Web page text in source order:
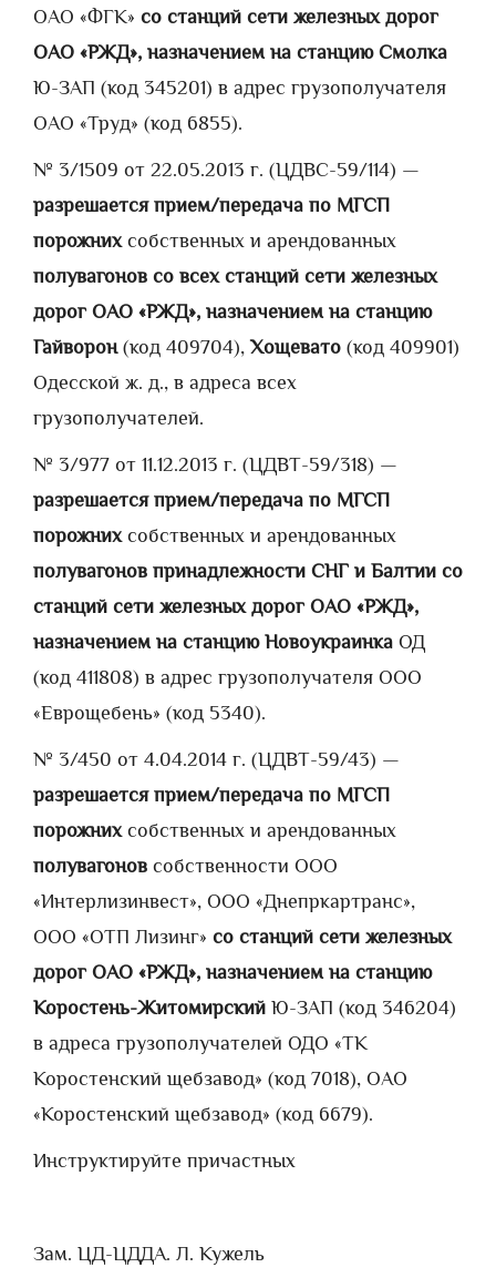
ОАО «ФГК» со станций сети железных дорог
ОАО «РЖД», назначением на станцию Смолка
Ю-ЗАП (код 345201) в адрес грузополучателя
ОАО «Труд» (код 6855).
№ 3/1509 от 22.05.2013 г. (ЦДВС-59/114) —
разрешается прием/передача по МГСП
порожнихсобственных и арендованных
полувагонов со всех станций сети железных
дорог ОАО «РЖД», назначением на станцию
Гайворон(код 409704),Хощевато (код 409901)
Одесской ж. д., в адреса всех
грузополучателей.
№ 3/977 от 11.12.2013 г. (ЦДВТ-59/318) —
разрешается прием/передача по МГСП
порожнихсобственных и арендованных
полувагонов принадлежности СНГ и Балтии со
станций сети железных дорог ОАО «РЖД»,
назначением на станцию Новоукраинка ОД
(код 411808) в адрес грузополучателя ООО
«Еврощебень» (код 5340).
№ 3/450 от 4.04.2014 г. (ЦДВТ-59/43) —
разрешается прием/передача по МГСП
порожнихсобственных и арендованных
полувагонов собственности ООО
«Интерлизинвест», ООО «Днепркартранс»,
ООО «ОТП Лизинг» со станций сети железных
дорог ОАО «РЖД», назначением на станцию
Коростень-Житомирский Ю-ЗАП (код 346204)
в адреса грузополучателей ОДО «ТК
Коростенский щебзавод» (код 7018), ОАО
«Коростенский щебзавод» (код 6679).
Инструктируйте причастных
Зам. ЦД-ЦДДА. Л. Кужель